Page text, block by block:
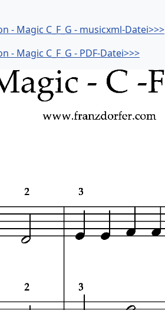
- Magic C_F_G - musicxml-Datei>>>
Magic C_F_G - PDF-Datei>>>